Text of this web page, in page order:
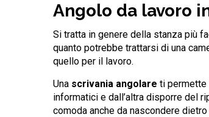
Angolo da lavoro
Si tratta in genere della stanza più
quanto potrebbe trattarsi di una
quello per il lavoro.
Una scrivania angolare ti permette
informatici e dall’altra disporre del
comoda anche da nascondere